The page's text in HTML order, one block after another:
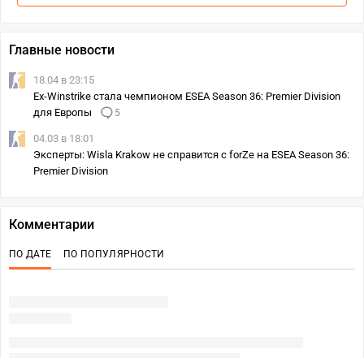
Главные новости
18.04 в 23:15
Ex-Winstrike стала чемпионом ESEA Season 36: Premier Division
для Европы
5
04.03 в 18:01
Эксперты: Wisla Krakow не справится с forZe на ESEA Season 36:
Premier Division
Комментарии
ПО ДАТЕ ПО ПОПУЛЯРНОСТИ